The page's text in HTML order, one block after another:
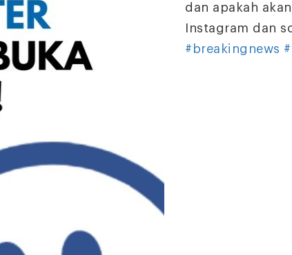
dan apakah
Instagram dan
#breakingnews